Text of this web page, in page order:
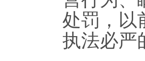
处罚，以
执法必严